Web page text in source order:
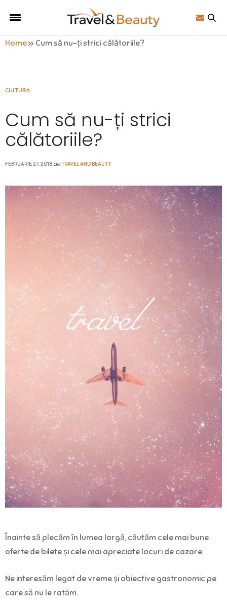
Home» Cum să nu-ți strici călătoriile?
CULTURA
Cum să nu-ți strici
călătoriile?
FEBRUARIE 27, 2018 deTRAVEL AND BEAUTY
Înainte să plecăm în lumea largă, căutăm cele mai bune
oferte de bilete și cele mai apreciate locuri de cazare.
Ne interesăm legat de vreme și obiective gastronomic pe
care să nu le ratăm.